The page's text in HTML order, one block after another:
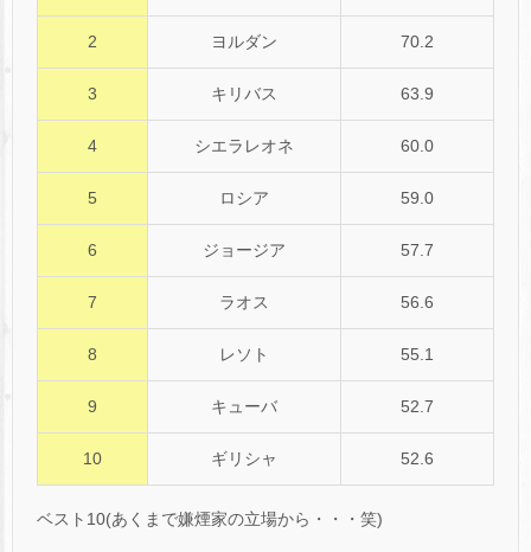
2 ヨルダン 70.2
3 キリバス 63.9
4 シエラレオネ 60.0
5 ロシア 59.0
6 ジョージア 57.7
7 ラオス 56.6
8 レソト 55.1
9 キューバ 52.7
10 ギリシャ 52.6
ベスト10(あくまで嫌煙家の立場から・・・笑)